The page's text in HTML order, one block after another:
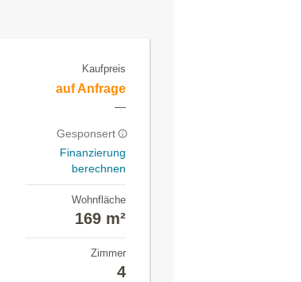
Kaufpreis
auf Anfrage
—
Gesponsert
Finanzierung
berechnen
Wohnfläche
169 m²
Zimmer
4